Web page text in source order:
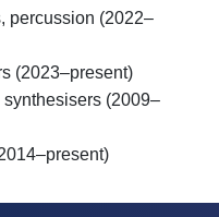
percussion (2022–
(2023–present)
(2009–